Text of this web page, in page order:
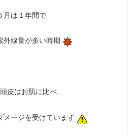
月は１年間で
外線量が多い時期
皮はお肌に比べ
メージを受けています